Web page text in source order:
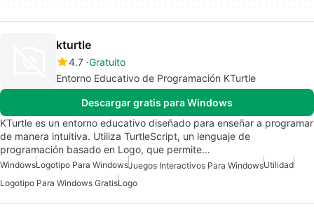
kturtle
4.7 Gratuito
Entorno Educativo de Programación KTurtle
Descargar gratis para Windows
KTurtle es un entorno educativo diseñado para enseñar a programar
de manera intuitiva. Utiliza TurtleScript, un lenguaje de
programación basado en Logo, que permite…
WindowsLogotipo Para WindowsJuegos Interactivos Para WindowsUtilidad
Logotipo Para Windows GratisLogo